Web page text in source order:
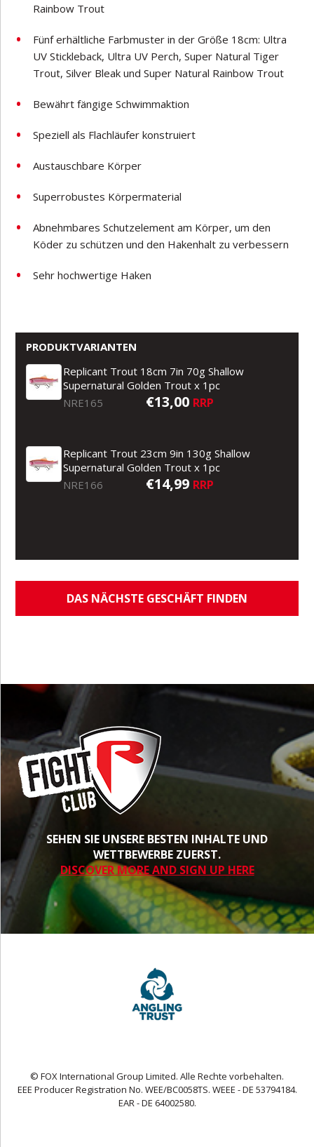
Rainbow Trout
Fünf erhältliche Farbmuster in der Größe 18cm: Ultra
UV Stickleback, Ultra UV Perch, Super Natural Tiger
Trout, Silver Bleak und Super Natural Rainbow Trout
Bewährt fängige Schwimmaktion
Speziell als Flachläufer konstruiert
Austauschbare Körper
Superrobustes Körpermaterial
Abnehmbares Schutzelement am Körper, um den
Köder zu schützen und den Hakenhalt zu verbessern
Sehr hochwertige Haken
PRODUKTVARIANTEN
Replicant Trout 18cm 7in 70g Shallow
Supernatural Golden Trout x 1pc
NRE165
€13,00 RRP
Replicant Trout 23cm 9in 130g Shallow
Supernatural Golden Trout x 1pc
NRE166
€14,99 RRP
DAS NÄCHSTE GESCHÄFT FINDEN
SEHEN SIE UNSERE BESTEN INHALTE UND
WETTBEWERBE ZUERST.
DISCOVER MORE AND SIGN UP HERE
© FOX International Group Limited. Alle Rechte vorbehalten.
EEE Producer Registration No. WEE/BC0058TS. WEEE - DE 53794184.
EAR - DE 64002580.